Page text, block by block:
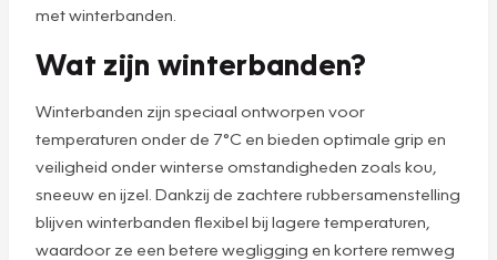
met winterbanden.
Wat zijn winterbanden?
Winterbanden zijn speciaal ontworpen voor
temperaturen onder de 7°C en bieden optimale grip en
veiligheid onder winterse omstandigheden zoals kou,
sneeuw en ijzel. Dankzij de zachtere rubbersamenstelling
blijven winterbanden flexibel bij lagere temperaturen,
waardoor ze een betere wegligging en kortere remweg